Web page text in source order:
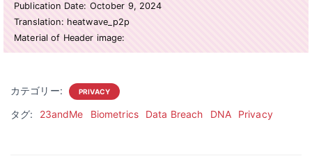
Publication Date: October 9, 2024
Translation: heatwave_p2p
Material of Header image:
カテゴリー: PRIVACY
タグ: 23andMe Biometrics Data Breach DNA Privacy